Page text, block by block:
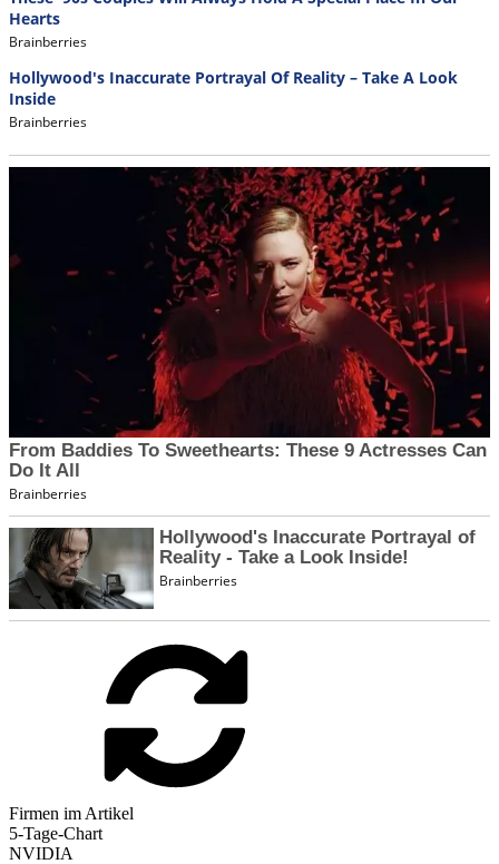
Firmen im Artikel
5-Tage-Chart
NVIDIA